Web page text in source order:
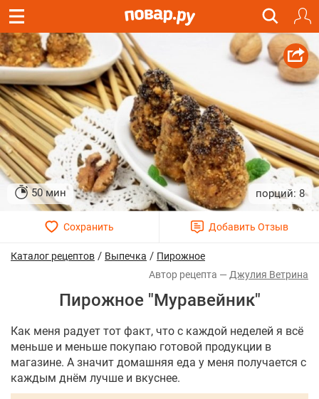
50 мин 8
Каталог рецептов / Выпечка / Пирожное
Джулия Ветрина
Пирожное "Муравейник"
Как меня радует тот факт, что с каждой неделей я всё
меньше и меньше покупаю готовой продукции в
магазине. А значит домашняя еда у меня получается с
каждым днём лучше и вкуснее.